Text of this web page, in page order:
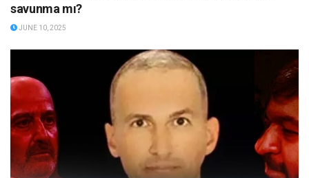
savunma mı?
JUNE 10, 2025